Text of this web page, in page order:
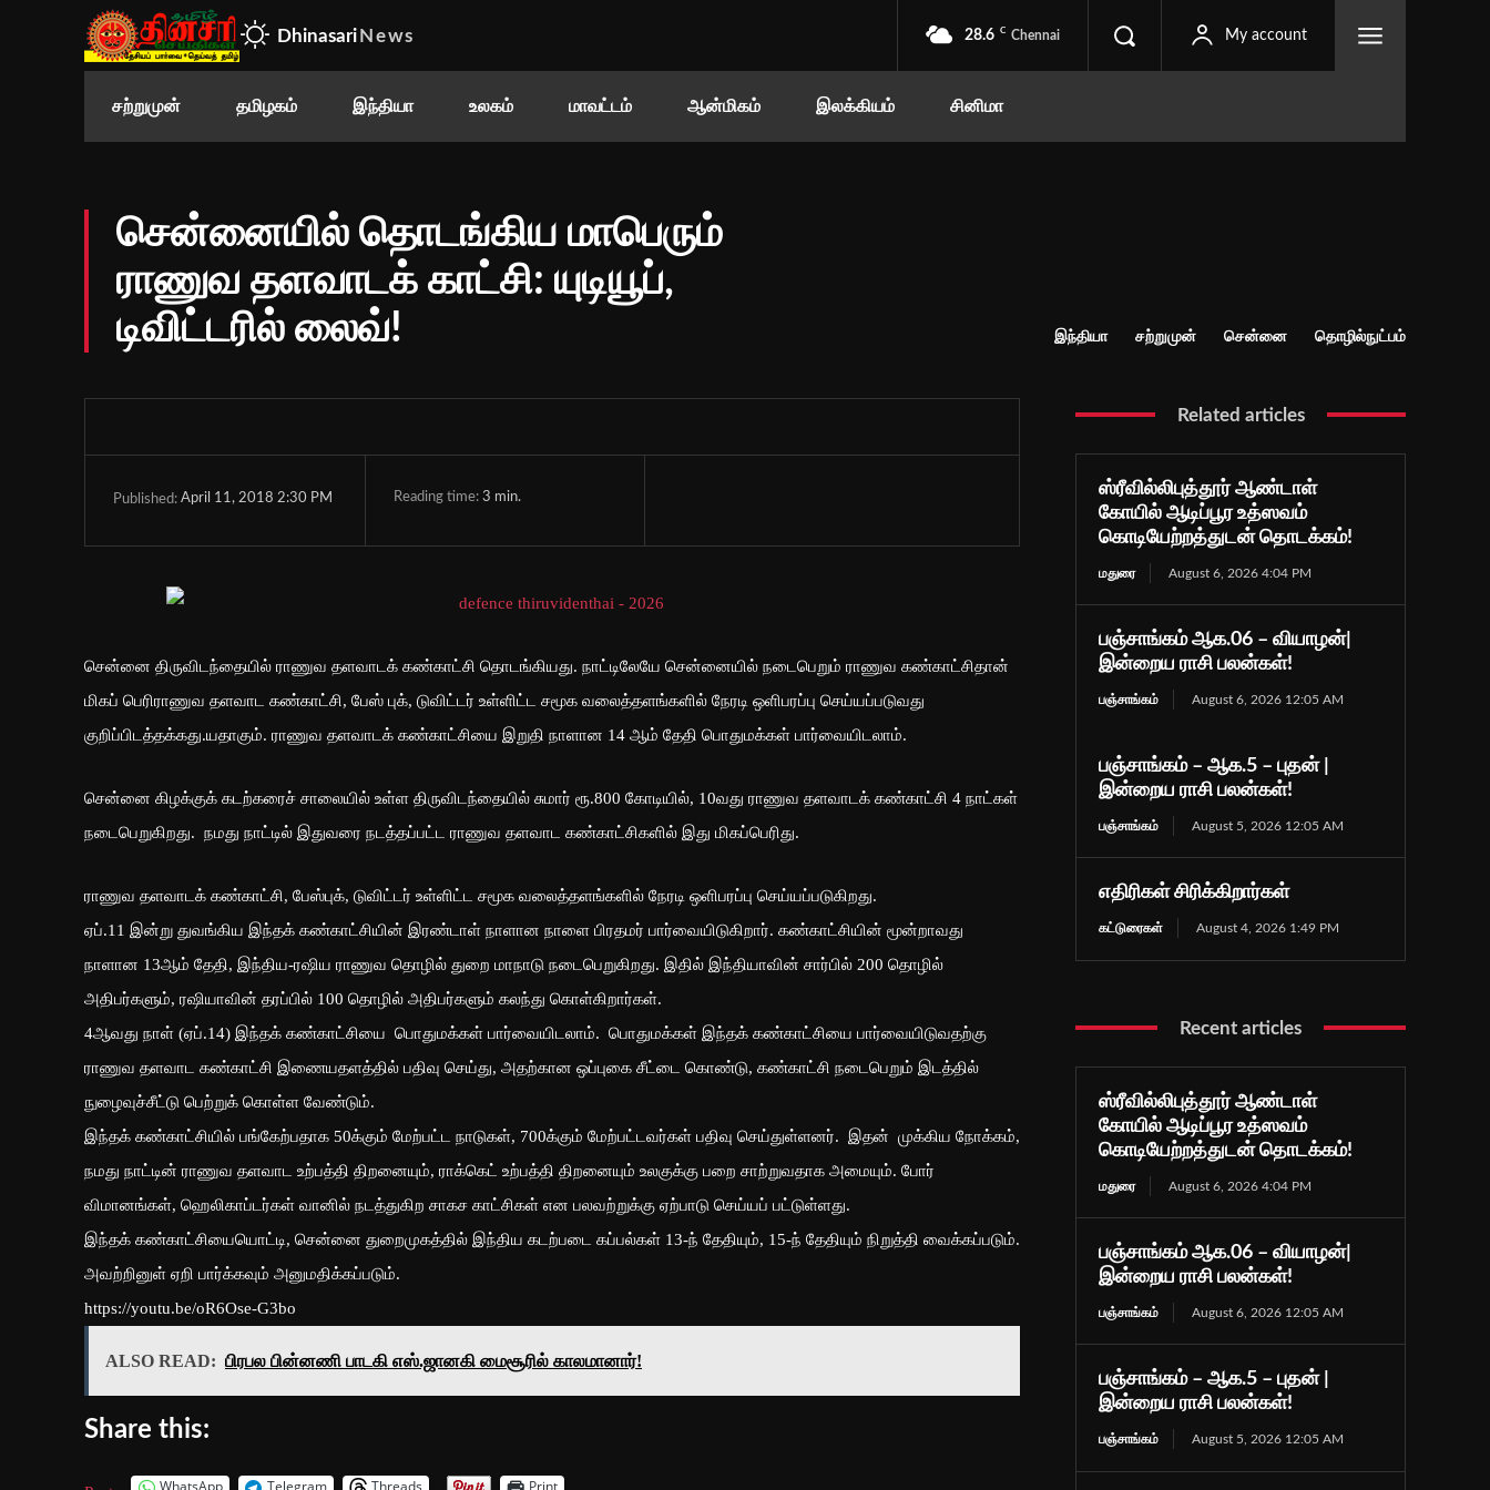
Dhinasari News 28.6 C Chennai My account
சற்றுமுன் தமிழகம் இந்தியா உலகம் மாவட்டம் ஆன்மிகம் இலக்கியம் சினிமா
சென்னையில் தொடங்கிய மாபெரும்
ராணுவ தளவாடக் காட்சி: யுடியூப்,
டிவிட்டரில் லைவ்!
இந்தியா சற்றுமுன் சென்னை தொழில்நுட்பம்
Published: April 11, 2018 2:30 PM Reading time: 3 min.
சென்னை திருவிடந்தையில் ராணுவ தளவாடக் கண்காட்சி தொடங்கியது. நாட்டிலேயே சென்னையில் நடைபெறும் ராணுவ கண்காட்சிதான்
மிகப் பெரிராணுவ தளவாட கண்காட்சி, பேஸ் புக், டுவிட்டர் உள்ளிட்ட சமூக வலைத்தளங்களில் நேரடி ஒளிபரப்பு செய்யப்படுவது
குறிப்பிடத்தக்கது.யதாகும். ராணுவ தளவாடக் கண்காட்சியை இறுதி நாளான 14 ஆம் தேதி பொதுமக்கள் பார்வையிடலாம்.
சென்னை கிழக்குக் கடற்கரைச் சாலையில் உள்ள திருவிடந்தையில் சுமார் ரூ.800 கோடியில், 10வது ராணுவ தளவாடக் கண்காட்சி 4 நாட்கள்
நடைபெறுகிறது. நமது நாட்டில் இதுவரை நடத்தப்பட்ட ராணுவ தளவாட கண்காட்சிகளில் இது மிகப்பெரிது.
ராணுவ தளவாடக் கண்காட்சி, பேஸ்புக், டுவிட்டர் உள்ளிட்ட சமூக வலைத்தளங்களில் நேரடி ஒளிபரப்பு செய்யப்படுகிறது.
ஏப்.11 இன்று துவங்கிய இந்தக் கண்காட்சியின் இரண்டாள் நாளான நாளை பிரதமர் பார்வையிடுகிறார். கண்காட்சியின் மூன்றாவது
நாளான 13ஆம் தேதி, இந்திய-ரஷிய ராணுவ தொழில் துறை மாநாடு நடைபெறுகிறது. இதில் இந்தியாவின் சார்பில் 200 தொழில்
அதிபர்களும், ரஷியாவின் தரப்பில் 100 தொழில் அதிபர்களும் கலந்து கொள்கிறார்கள்.
4ஆவது நாள் (ஏப்.14) இந்தக் கண்காட்சியை பொதுமக்கள் பார்வையிடலாம். பொதுமக்கள் இந்தக் கண்காட்சியை பார்வையிடுவதற்கு
ராணுவ தளவாட கண்காட்சி இணையதளத்தில் பதிவு செய்து, அதற்கான ஒப்புகை சீட்டை கொண்டு, கண்காட்சி நடைபெறும் இடத்தில்
நுழைவுச்சீட்டு பெற்றுக் கொள்ள வேண்டும்.
இந்தக் கண்காட்சியில் பங்கேற்பதாக 50க்கும் மேற்பட்ட நாடுகள், 700க்கும் மேற்பட்டவர்கள் பதிவு செய்துள்ளனர். இதன் முக்கிய நோக்கம்,
நமது நாட்டின் ராணுவ தளவாட உற்பத்தி திறனையும், ராக்கெட் உற்பத்தி திறனையும் உலகுக்கு பறை சாற்றுவதாக அமையும். போர்
விமானங்கள், ஹெலிகாப்டர்கள் வானில் நடத்துகிற சாகச காட்சிகள் என பலவற்றுக்கு ஏற்பாடு செய்யப் பட்டுள்ளது.
இந்தக் கண்காட்சியையொட்டி, சென்னை துறைமுகத்தில் இந்திய கடற்படை கப்பல்கள் 13-ந் தேதியும், 15-ந் தேதியும் நிறுத்தி வைக்கப்படும்.
அவற்றினுள் ஏறி பார்க்கவும் அனுமதிக்கப்படும்.
https://youtu.be/oR6Ose-G3bo
ALSO READ: பிரபல பின்னணி பாடகி எஸ்.ஜானகி மைசூரில் காலமானார்!
Share this:
Related articles
ஸ்ரீவில்லிபுத்தூர் ஆண்டாள்
கோயில் ஆடிப்பூர உத்ஸவம்
கொடியேற்றத்துடன் தொடக்கம்!
மதுரை August 6, 2026 4:04 PM
பஞ்சாங்கம் ஆக.06 – வியாழன்|
இன்றைய ராசி பலன்கள்!
பஞ்சாங்கம் August 6, 2026 12:05 AM
பஞ்சாங்கம் – ஆக.5 – புதன் |
இன்றைய ராசி பலன்கள்!
பஞ்சாங்கம் August 5, 2026 12:05 AM
எதிரிகள் சிரிக்கிறார்கள்
கட்டுரைகள் August 4, 2026 1:49 PM
Recent articles
ஸ்ரீவில்லிபுத்தூர் ஆண்டாள்
கோயில் ஆடிப்பூர உத்ஸவம்
கொடியேற்றத்துடன் தொடக்கம்!
மதுரை August 6, 2026 4:04 PM
பஞ்சாங்கம் ஆக.06 – வியாழன்|
இன்றைய ராசி பலன்கள்!
பஞ்சாங்கம் August 6, 2026 12:05 AM
பஞ்சாங்கம் – ஆக.5 – புதன் |
இன்றைய ராசி பலன்கள்!
பஞ்சாங்கம் August 5, 2026 12:05 AM